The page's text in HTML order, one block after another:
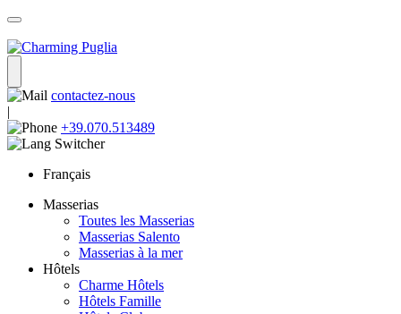
contactez-nous
|
+39.070.513489
Français
Masserias
Toutes les Masserias
Masserias Salento
Masserias à la mer
Hôtels
Charme Hôtels
Hôtels Famille